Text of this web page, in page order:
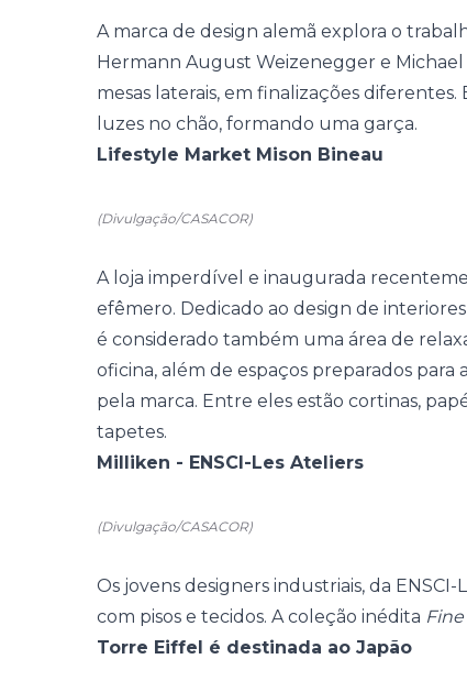
A marca de design alemã explora o
Hermann August Weizenegger e
mesas laterais, em finalizações
luzes no chão, formando uma garça.
Lifestyle Market Mison Bineau
(Divulgação/CASACOR)
A loja imperdível e inaugurada
efêmero. Dedicado ao design de
é considerado também uma área de
oficina, além de espaços preparados
pela marca. Entre eles estão cortinas,
tapetes.
Milliken - ENSCI-Les Ateliers
(Divulgação/CASACOR)
Os jovens designers industriais, da
com pisos e tecidos. A coleção inédita
Torre Eiffel é destinada ao Japão